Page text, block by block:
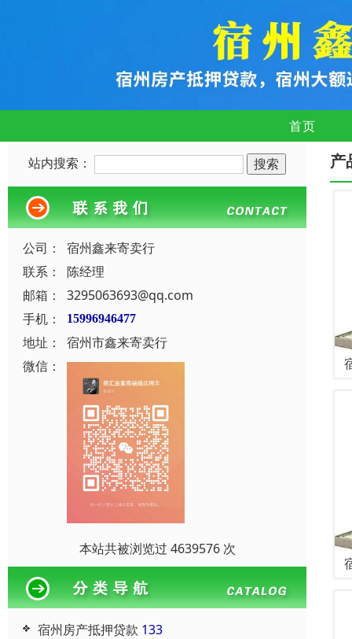
首页
站内搜索：
公司：
宿州鑫来寄卖行
联系：
陈经理
邮箱：
3295063693@qq.com
手机：
15996946477
地址：
宿州市鑫来寄卖行
微信：
本站共被浏览过 4639576 次
宿州房产抵押贷款 133
产